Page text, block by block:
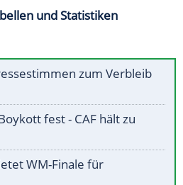
und Statistiken
zum Verbleib
fest - CAF hält zu
WM-Finale für